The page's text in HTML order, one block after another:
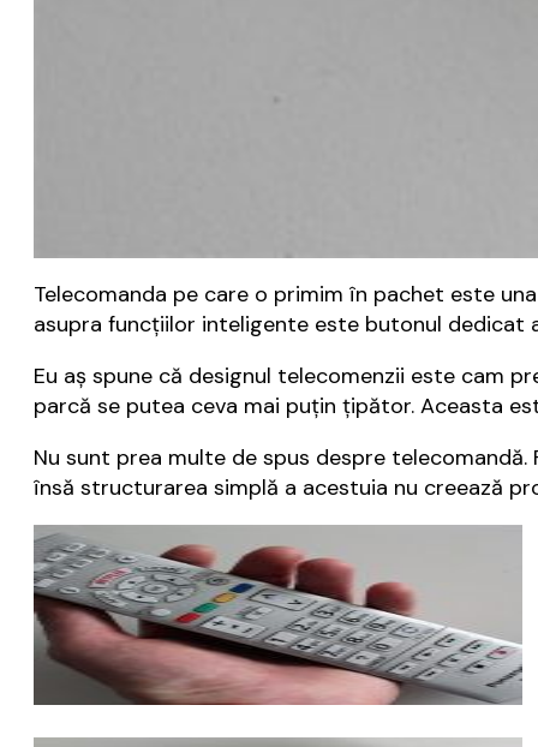
Telecomanda pe care o primim în pachet este
asupra funcțiilor inteligente este butonul dedicat
Eu aș spune că designul telecomenzii este cam
parcă se putea ceva mai puțin țipător. Aceasta
Nu sunt prea multe de spus despre
însă structurarea simplă a acestuia nu creează